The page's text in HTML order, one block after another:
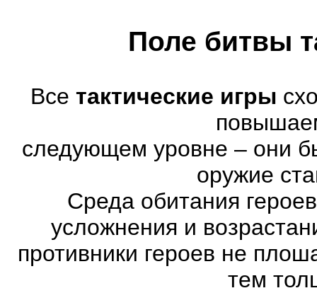
Поле битвы
Все тактические игры
следующем уровне – они
оружие
Среда обитания
усложнения и
противники героев не
тем